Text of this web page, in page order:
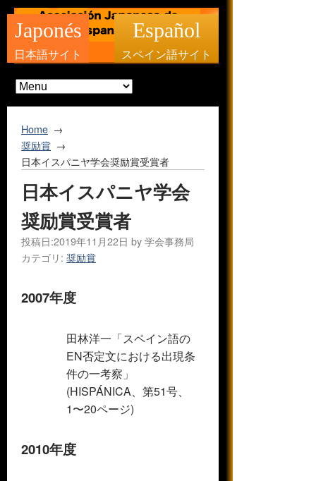
Japonés
日本語サイト
Español
スペイン語サイト
Home
奨励賞
日本イスパニヤ学会奨励賞受賞者
日本イスパニヤ学会
奨励賞受賞者
投稿日:2019年11月22日 by学会事務局
カテゴリ: 奨励賞
2007年度
田林洋一「スペイン語の
EN否定文における出現条
件の一考察」
(HISPÁNICA、第51号、
1〜20ページ)
2010年度